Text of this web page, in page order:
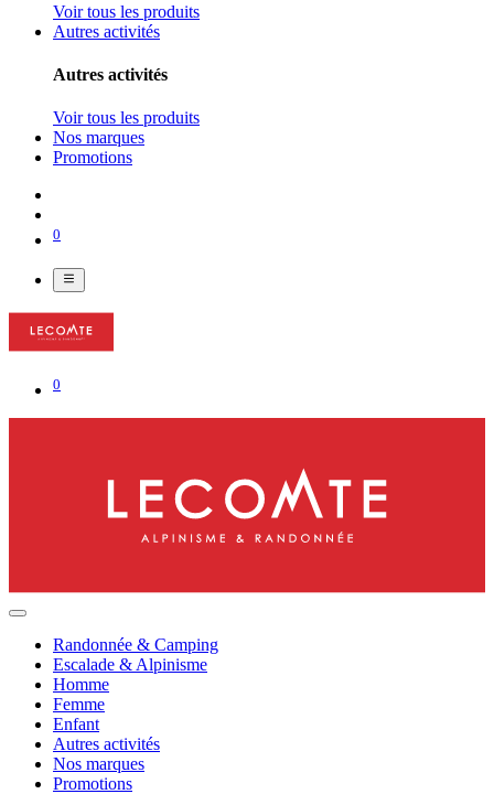
Voir tous les produits
Autres activités
Autres activités
Voir tous les produits
Nos marques
Promotions
0
0
Randonnée & Camping
Escalade & Alpinisme
Homme
Femme
Enfant
Autres activités
Nos marques
Promotions